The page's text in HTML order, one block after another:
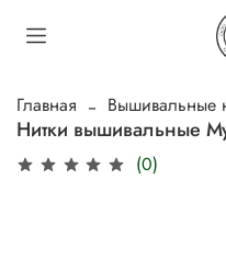
Главная Вышивальные
Нитки вышивальные
(0)